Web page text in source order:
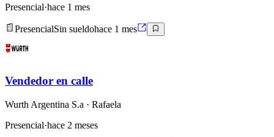
Presencial·hace 1 mes
PresencialSin sueldohace 1 mes
Vendedor en calle
Wurth Argentina S.a · Rafaela
Presencial·hace 2 meses